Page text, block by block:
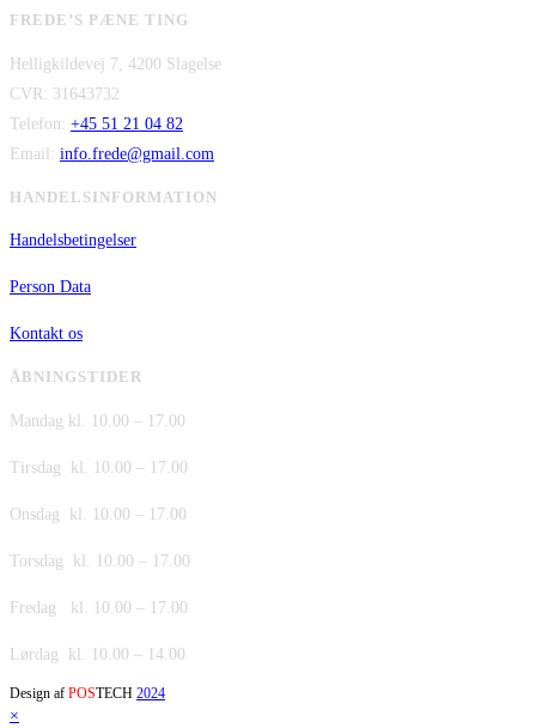
var:
er:
FREDE’S PÆNE TING
Helligkildevej 7, 4200 Slagelse
CVR: 31643732
Telefon: +45 51 21 04 82
Email: info.frede@gmail.com
HANDELSINFORMATION
Handelsbetingelser
Person Data
Kontakt os
ÅBNINGSTIDER
Mandag kl. 10.00 – 17.00
Tirsdag kl. 10.00 – 17.00
Onsdag kl. 10.00 – 17.00
Torsdag kl. 10.00 – 17.00
Fredag kl. 10.00 – 17.00
Lørdag kl. 10.00 – 14.00
Design af POSTECH 2024
×